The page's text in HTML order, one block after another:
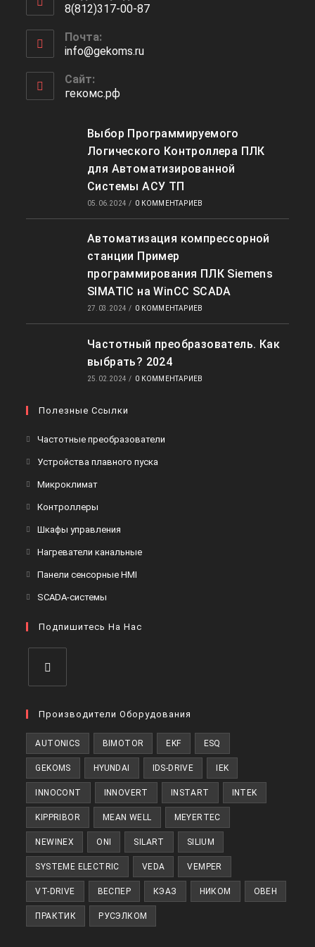
вашем
приложении
8(812)317-00-87
в
вашем
приложении
Почта:
info@gekoms.ruОткроется
Сайт:
гекомс.рф
Выбор Программируемого
Логического Контроллера ПЛК
для Автоматизированной
Системы АСУ ТП
05.06.2024 / 0 КОММЕНТАРИЕВ
Автоматизация компрессорной
станции Пример
программирования ПЛК Siemens
SIMATIC на WinCC SCADA
27.03.2024 / 0 КОММЕНТАРИЕВ
Частотный преобразователь. Как
выбрать? 2024
25.02.2024 / 0 КОММЕНТАРИЕВ
Полезные Ссылки
Частотные преобразователи
Устройства плавного пуска
МикроклиматОткроется
вкладке
Контроллеры
вкладке
Шкафы управления
вкладке
Нагреватели канальныеОткроется
Панели сенсорные HMI
вкладке
SCADA-системы
новой
Подпишитесь На Нас
в
вкладке
Производители Оборудования
AUTONICS BIMOTOR EKF ESQ
GEKOMS HYUNDAI IDS-DRIVE IEK
INNOCONT INNOVERT INSTART INTEK
KIPPRIBOR MEAN WELL MEYERTEC
NEWINEX ONI SILART SILIUM
SYSTEME ELECTRIC VEDA VEMPER
VT-DRIVE ВЕСПЕР КЭАЗ НИКОМ ОВЕН
ПРАКТИК РУСЭЛКОМ